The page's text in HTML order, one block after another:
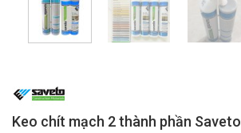
Keo chít mạch 2 thành phần Saveto